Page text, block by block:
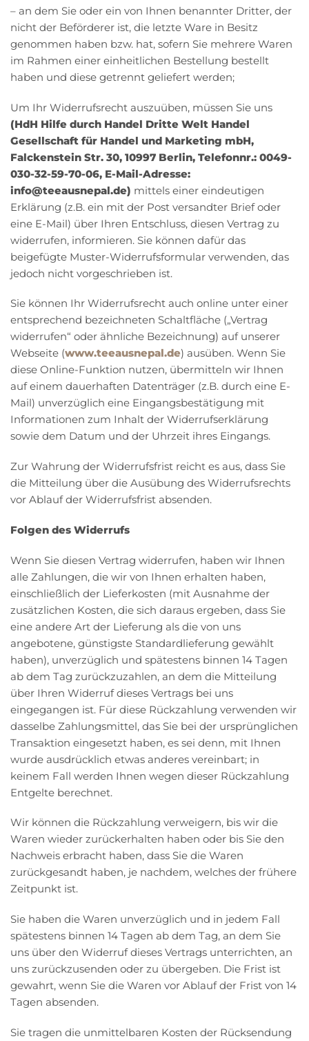
– an dem Sie oder ein von Ihnen benannter Dritter, der
nicht der Beförderer ist, die letzte Ware in Besitz
genommen haben bzw. hat, sofern Sie mehrere Waren
im Rahmen einer einheitlichen Bestellung bestellt
haben und diese getrennt geliefert werden;
Um Ihr Widerrufsrecht auszuüben, müssen Sie uns
(HdH Hilfe durch Handel Dritte Welt Handel
Gesellschaft für Handel und Marketing mbH,
Falckenstein Str. 30, 10997 Berlin, Telefonnr.: 0049-
030-32-59-70-06, E-Mail-Adresse:
info@teeausnepal.de) mittels einer eindeutigen
Erklärung (z.B. ein mit der Post versandter Brief oder
eine E-Mail) über Ihren Entschluss, diesen Vertrag zu
widerrufen, informieren. Sie können dafür das
beigefügte Muster-Widerrufsformular verwenden, das
jedoch nicht vorgeschrieben ist.
Sie können Ihr Widerrufsrecht auch online unter einer
entsprechend bezeichneten Schaltfläche („Vertrag
widerrufen“ oder ähnliche Bezeichnung) auf unserer
Webseite (www.teeausnepal.de) ausüben. Wenn Sie
diese Online-Funktion nutzen, übermitteln wir Ihnen
auf einem dauerhaften Datenträger (z.B. durch eine E-
Mail) unverzüglich eine Eingangsbestätigung mit
Informationen zum Inhalt der Widerrufserklärung
sowie dem Datum und der Uhrzeit ihres Eingangs.
Zur Wahrung der Widerrufsfrist reicht es aus, dass Sie
die Mitteilung über die Ausübung des Widerrufsrechts
vor Ablauf der Widerrufsfrist absenden.
Folgen des Widerrufs
Wenn Sie diesen Vertrag widerrufen, haben wir Ihnen
alle Zahlungen, die wir von Ihnen erhalten haben,
einschließlich der Lieferkosten (mit Ausnahme der
zusätzlichen Kosten, die sich daraus ergeben, dass Sie
eine andere Art der Lieferung als die von uns
angebotene, günstigste Standardlieferung gewählt
haben), unverzüglich und spätestens binnen 14 Tagen
ab dem Tag zurückzuzahlen, an dem die Mitteilung
über Ihren Widerruf dieses Vertrags bei uns
eingegangen ist. Für diese Rückzahlung verwenden wir
dasselbe Zahlungsmittel, das Sie bei der ursprünglichen
Transaktion eingesetzt haben, es sei denn, mit Ihnen
wurde ausdrücklich etwas anderes vereinbart; in
keinem Fall werden Ihnen wegen dieser Rückzahlung
Entgelte berechnet.
Wir können die Rückzahlung verweigern, bis wir die
Waren wieder zurückerhalten haben oder bis Sie den
Nachweis erbracht haben, dass Sie die Waren
zurückgesandt haben, je nachdem, welches der frühere
Zeitpunkt ist.
Sie haben die Waren unverzüglich und in jedem Fall
spätestens binnen 14 Tagen ab dem Tag, an dem Sie
uns über den Widerruf dieses Vertrags unterrichten, an
uns zurückzusenden oder zu übergeben. Die Frist ist
gewahrt, wenn Sie die Waren vor Ablauf der Frist von 14
Tagen absenden.
Sie tragen die unmittelbaren Kosten der Rücksendung